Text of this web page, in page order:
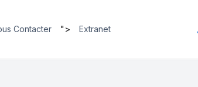
Contacter "> Extranet